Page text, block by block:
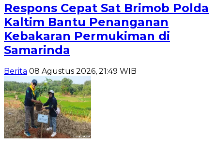
Respons Cepat Sat Brimob Polda
Kaltim Bantu Penanganan
Kebakaran Permukiman di
Samarinda
Berita 08 Agustus 2026, 21:49 WIB